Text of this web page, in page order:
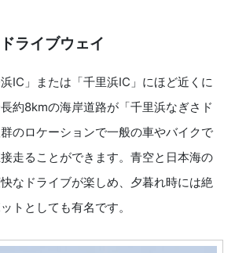
ライブウェイ
IC」または「千里浜IC」にほど近くに
約8kmの海岸道路が「千里浜なぎさド
のロケーションで一般の車やバイクで
走ることができます。 青空と日本海の
なドライブが楽しめ、夕暮れ時には絶
トとしても有名です。